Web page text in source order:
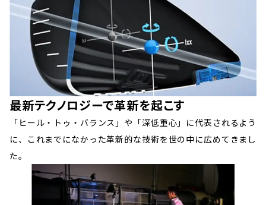
最新テクノロジーで革新を起こす
「ヒール・トゥ・バランス」や「深低重心」に代表されるよう
に、これまでになかった革新的な技術を世の中に広めてきまし
た。